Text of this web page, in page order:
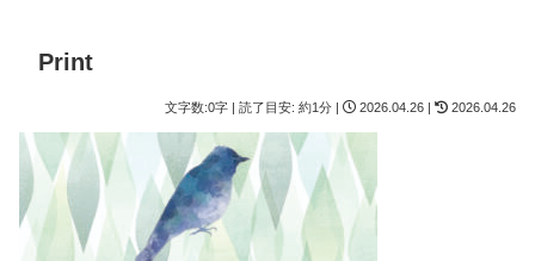
Print
文字数:0字 | 読了目安: 約1分 | 2026.04.26 | 2026.04.26